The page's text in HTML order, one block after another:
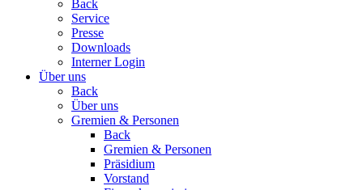
Back
Service
Presse
Downloads
Interner Login
Über uns
Back
Über uns
Gremien & Personen
Back
Gremien & Personen
Präsidium
Vorstand